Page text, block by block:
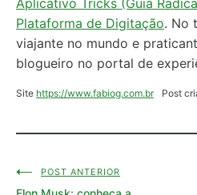
Aplicativo Tricks (Guia
Plataforma de Digitação. No
viajante no mundo e
blogueiro no portal de
Site https://www.fabiog.com.br Post
Navegação
POST ANTERIOR